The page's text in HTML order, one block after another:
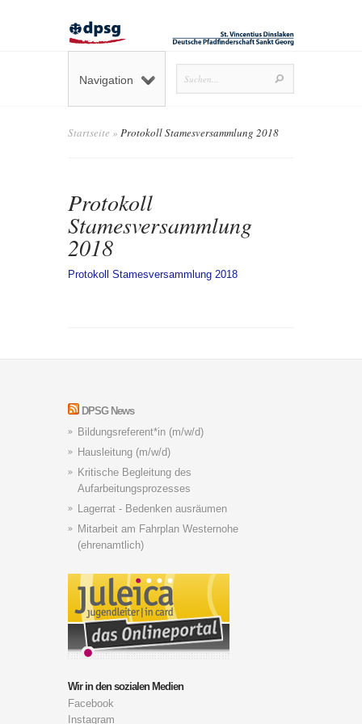
Navigation
Startseite » Protokoll Stamesversammlung 2018
Protokoll
Stamesversammlung
2018
Protokoll Stamesversammlung 2018
DPSG News
Bildungsreferent*in (m/w/d)
Hausleitung (m/w/d)
Kritische Begleitung des
Aufarbeitungsprozesses
Lagerrat - Bedenken ausräumen
Mitarbeit am Fahrplan Westernohe
(ehrenamtlich)
Wir in den sozialen Medien
Facebook
Instagram